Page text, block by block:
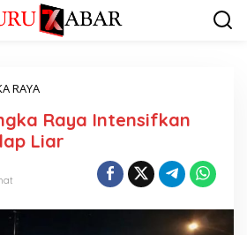
RAYA
Raya Intensifkan
Liar